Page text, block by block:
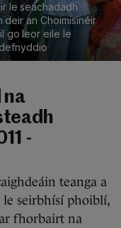
le seachadadh
deir an Choimisinéir
go leor eile le
na
-
teanga a
seirbhísí phoiblí,
fhorbairt na